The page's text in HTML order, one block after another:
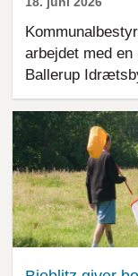
arbejdet med
Ballerup